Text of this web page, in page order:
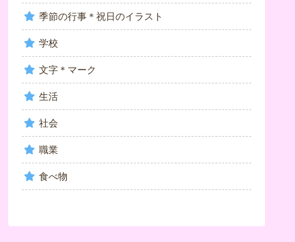
季節の行事＊祝日のイラスト
学校
文字＊マーク
生活
社会
職業
食べ物